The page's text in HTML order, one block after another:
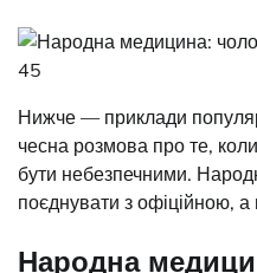
Нижче — приклади
чесна розмова про те,
бути небезпечними.
поєднувати з офіційною, а
Народна